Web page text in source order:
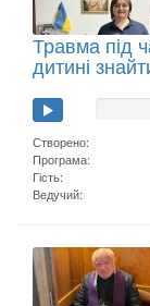
Травма під
дитині
Створено:
Програма:
Гість:
Ведучий: